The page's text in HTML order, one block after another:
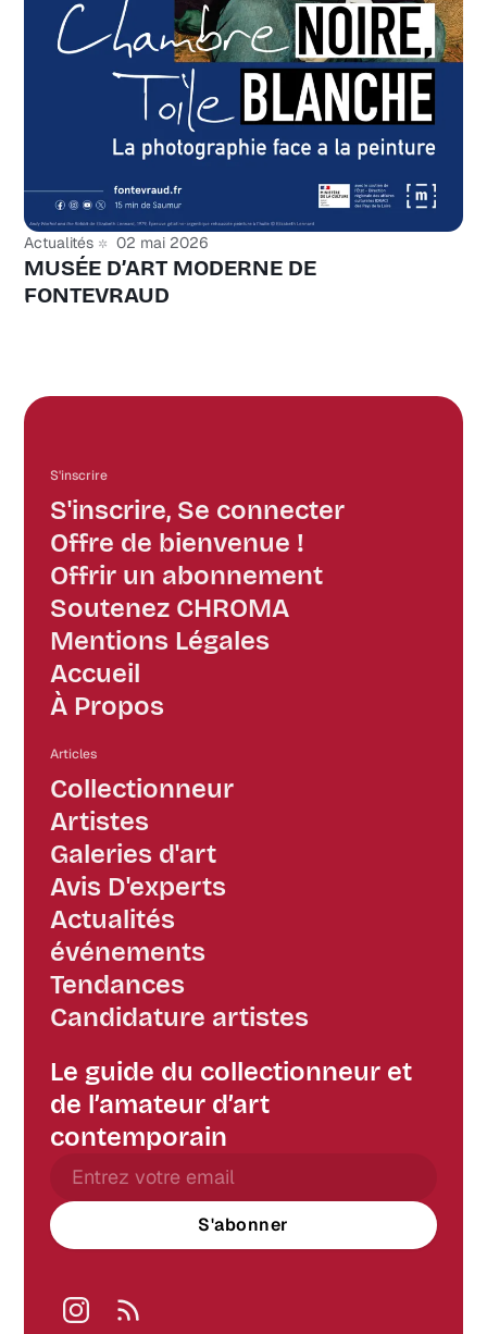
Actualités 02 mai 2026
MUSÉE D’ART MODERNE DE
FONTEVRAUD
S'inscrire
S'inscrire, Se connecter
Offre de bienvenue !
Offrir un abonnement
Soutenez CHROMA
Mentions Légales
Accueil
À Propos
Articles
Collectionneur
Artistes
Galeries d'art
Avis D'experts
Actualités
événements
Tendances
Candidature artistes
Le guide du collectionneur et
de l’amateur d’art
contemporain
S'abonner